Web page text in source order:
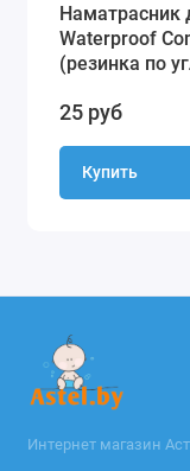
Наматрасник
Waterproof
(резинка по
25 руб
Купить
Интернет магазин